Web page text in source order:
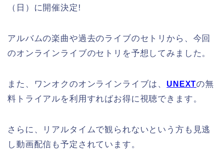
（日）に開催決定!
アルバムの楽曲や過去のライブのセトリから、今回
のオンラインライブのセトリを予想してみました。
また、ワンオクのオンラインライブは、 UNEXTの無
料トライアルを利用すればお得に視聴できます。
さらに、リアルタイムで観られないという方も見逃
し動画配信も予定されています。